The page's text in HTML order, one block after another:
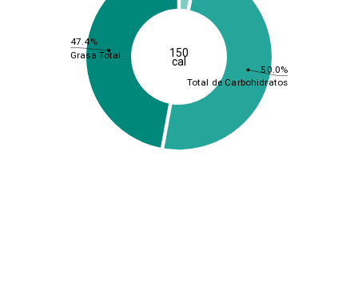
50.0%
47.4%
Total de Carbohidratos
Grasa Total 150
cal